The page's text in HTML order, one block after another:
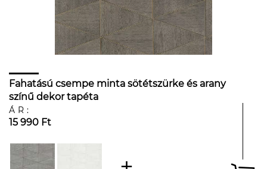
Fahatású csempe minta sötétszürke és arany
színű dekor tapéta
ÁR:
15 990 Ft